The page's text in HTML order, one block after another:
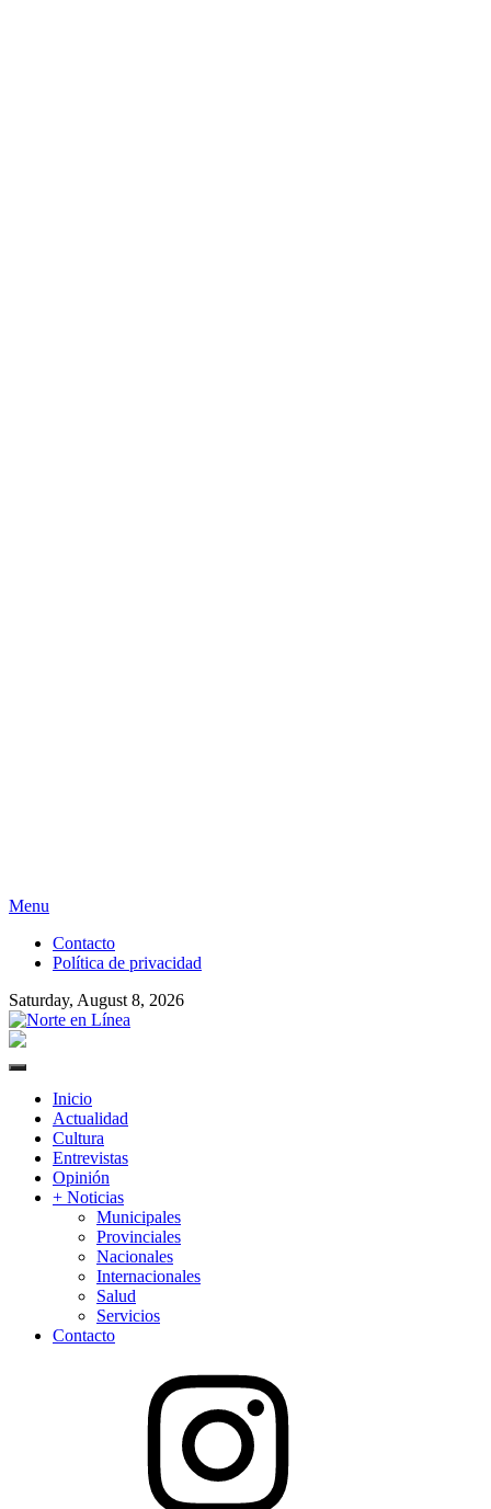
Skip
content
Menu
Contacto
Política de privacidad
Saturday, August 8, 2026
Primary
Inicio
Actualidad
Cultura
Entrevistas
Opinión
+ Noticias
Municipales
Provinciales
Nacionales
Internacionales
Salud
Servicios
Contacto